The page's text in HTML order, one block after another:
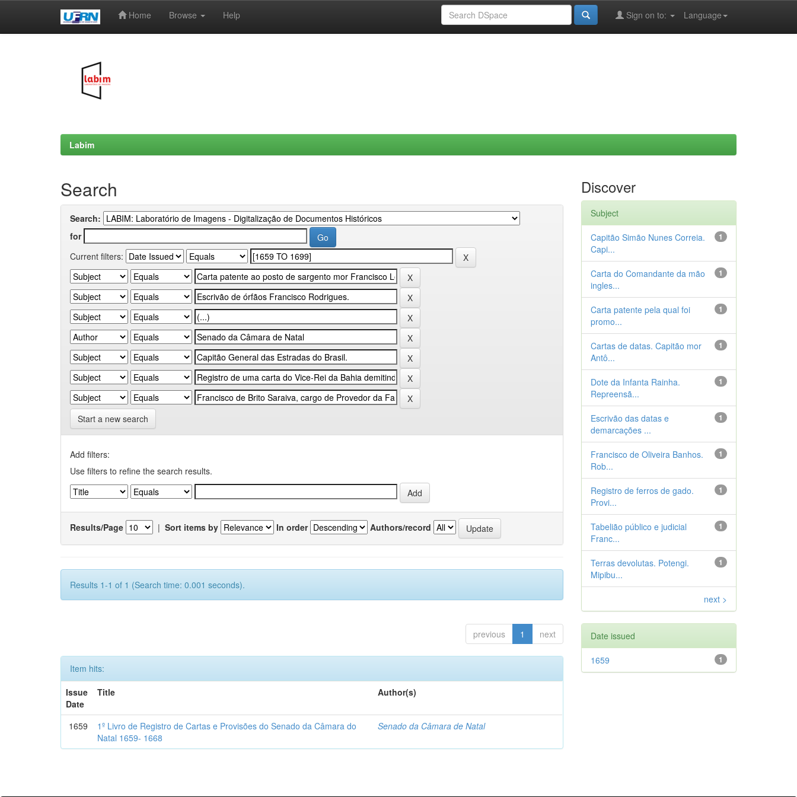
Home Browse Help Language
Sign on to:
Labim
Search
Search:
for
Current filters:
Start a new search
Add filters:
Use filters to refine the search results.
Results/Page | Sort items by In order Authors/record
Results 1-1 of 1 (Search time: 0.001 seconds).
previous 1 next
Item hits:
Issue
Date
Title Author(s)
1659
1º Livro de Registro de Cartas e Provisões do Senado da Câmara do
Natal 1659- 1668
Senado da Câmara de Natal
Discover
Subject
1
Capitão Simão Nunes Correia.
Capi...
1
Carta do Comandante da mão
ingles...
1
Carta patente pela qual foi
promo...
1
Cartas de datas. Capitão mor
Antô...
1
Dote da Infanta Rainha.
Repreensã...
1
Escrivão das datas e
demarcações ...
1
Francisco de Oliveira Banhos.
Rob...
1
Registro de ferros de gado.
Provi...
1
Tabelião público e judicial
Franc...
1
Terras devolutas. Potengi.
Mipibu...
next >
Date issued
1
1659